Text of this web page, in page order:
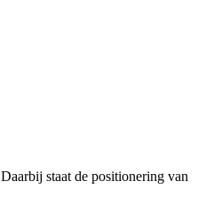
staat de positionering van